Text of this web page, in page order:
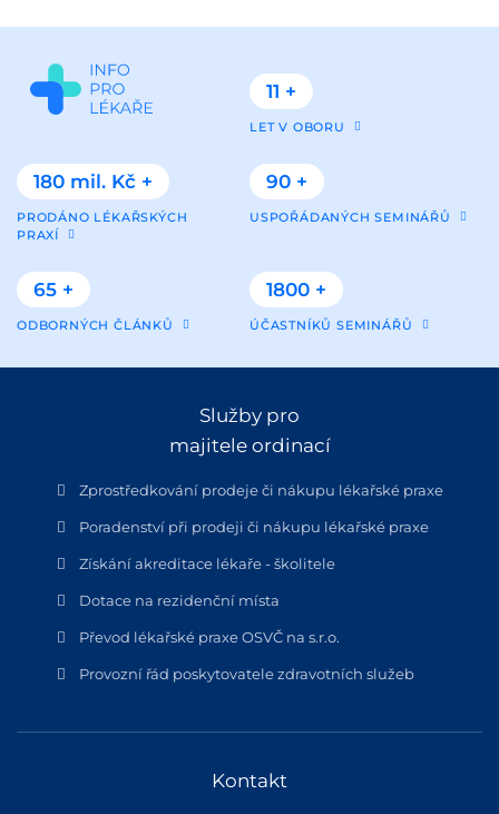
11 +
LET V OBORU
180 mil. Kč +
PRODÁNO LÉKAŘSKÝCH
PRAXÍ
90 +
USPOŘÁDANÝCH SEMINÁŘŮ
65 +
ODBORNÝCH ČLÁNKŮ
1800 +
ÚČASTNÍKŮ SEMINÁŘŮ
Služby pro
majitele ordinací
Zprostředkování prodeje či nákupu lékařské praxe
Poradenství při prodeji či nákupu lékařské praxe
Získání akreditace lékaře - školitele
Dotace na rezidenční místa
Převod lékařské praxe OSVČ na s.r.o.
Provozní řád poskytovatele zdravotních služeb
Kontakt